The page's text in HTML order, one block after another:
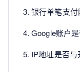
银行单笔支付
Google账户
IP地址是否